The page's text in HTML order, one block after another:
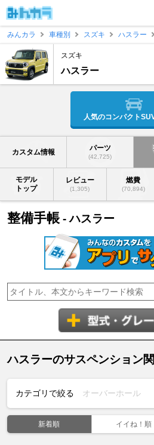
みんカラ
車種別 スズキ ハスラー
スズキ
ハスラー
人気のコンパクト
カスタム情報 パーツ
(42,725)
モデル
トップ
レビュー
(1,305)
燃費
(70,894)
整備手帳 - ハスラー
ハスラーのサスペンション
カテゴリで絞る オーバーホール
新着順 イイね！順